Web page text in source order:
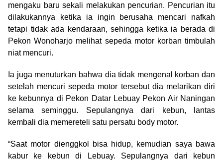
mengaku baru sekali melakukan pencurian. Pencurian itu
dilakukannya ketika ia ingin berusaha mencari nafkah
tetapi tidak ada kendaraan, sehingga ketika ia berada di
Pekon Wonoharjo melihat sepeda motor korban timbulah
niat mencuri.
Ia juga menuturkan bahwa dia tidak mengenal korban dan
setelah mencuri sepeda motor tersebut dia melarikan diri
ke kebunnya di Pekon Datar Lebuay Pekon Air Naningan
selama seminggu. Sepulangnya dari kebun, lantas
kembali dia memereteli satu persatu body motor.
“Saat motor dienggkol bisa hidup, kemudian saya bawa
kabur ke kebun di Lebuay. Sepulangnya dari kebun